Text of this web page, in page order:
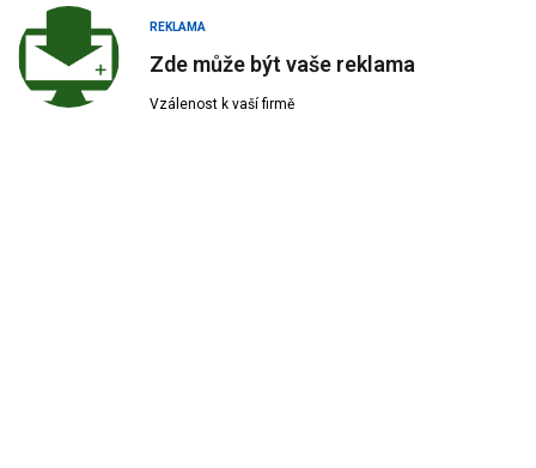
REKLAMA
Zde může být vaše reklama
Vzálenost k vaší firmě